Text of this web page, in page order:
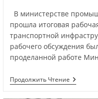
В министерстве
прошла итоговая
транспортной
рабочего обсуждения
проделанной работе
Продолжить Чтение